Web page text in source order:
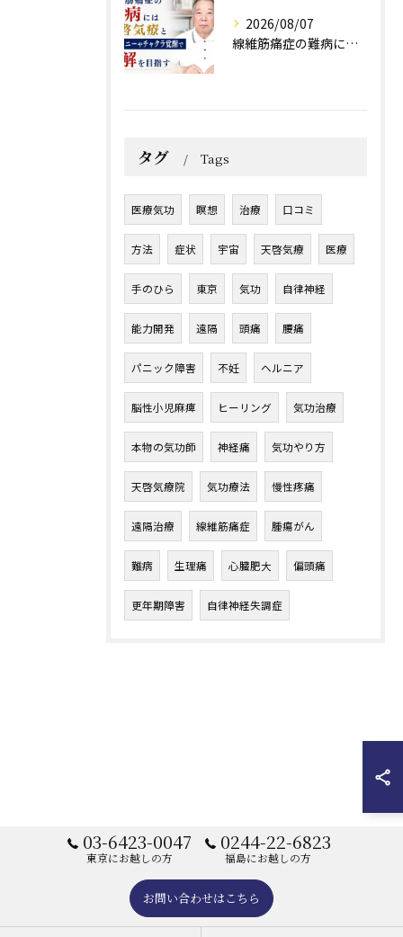
2026/08/07
線維筋痛症の難病には天啓気療とクンダリニーやチャクラ覚醒で寛解を目指す
タグ Tags
医療気功 瞑想 治療 口コミ
方法 症状 宇宙 天啓気療 医療
手のひら 東京 気功 自律神経
能力開発 遠隔 頭痛 腰痛
パニック障害 不妊 ヘルニア
脳性小児麻痺 ヒーリング 気功治療
本物の気功師 神経痛 気功やり方
天啓気療院 気功療法 慢性疼痛
遠隔治療 線維筋痛症 腫瘍がん
難病 生理痛 心臓肥大 偏頭痛
更年期障害 自律神経失調症
03-6423-0047
東京にお越しの方
0244-22-6823
福島にお越しの方
お問い合わせはこちら